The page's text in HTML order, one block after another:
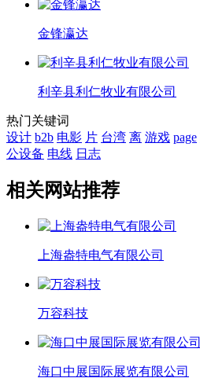
金锋瀛达
利辛县利仁牧业有限公司
热门关键词
设计 b2b 电影 片 台湾 离 游戏 page
公设备 电线 日志
相关网站推荐
上海盎特电气有限公司
万容科技
海口中展国际展览有限公司